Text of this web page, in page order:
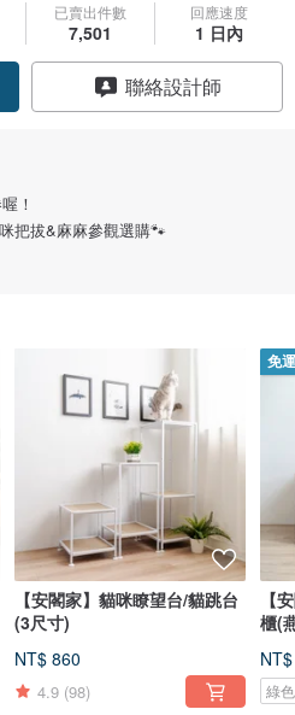
已賣出件數
7,501
回應速度
1 日內
聯絡設計師
！
把拔&麻麻參觀選購🐾
【安閣家】貓咪瞭望台/貓跳台
(3尺寸)
NT$ 860
4.9 (98)
免
【
櫃(
綠